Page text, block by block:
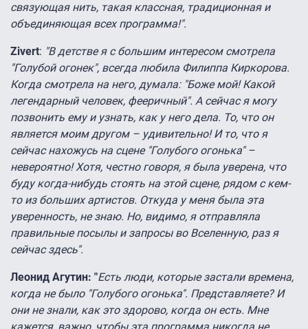
связующая нить, такая классная, традиционная и
объединяющая всех программа!".
Zivert: "В детстве я с большим интересом смотрела
"Голубой огонек", всегда любила Филиппа Киркорова.
Когда смотрела на него, думала: "Боже мой! Какой
легендарный человек, фееричный". А сейчас я могу
позвонить ему и узнать, как у него дела. То, что он
является моим другом – удивительно! И то, что я
сейчас нахожусь на сцене "Голубого огонька" –
невероятно! Хотя, честно говоря, я была уверена, что
буду когда-нибудь стоять на этой сцене, рядом с кем-
то из больших артистов. Откуда у меня была эта
уверенность, не знаю. Но, видимо, я отправляла
правильные посылы и запросы во Вселенную, раз я
сейчас здесь".
Леонид Агутин: "Есть люди, которые застали времена,
когда не было "Голубого огонька". Представляете? И
они не знали, как это здорово, когда он есть. Мне